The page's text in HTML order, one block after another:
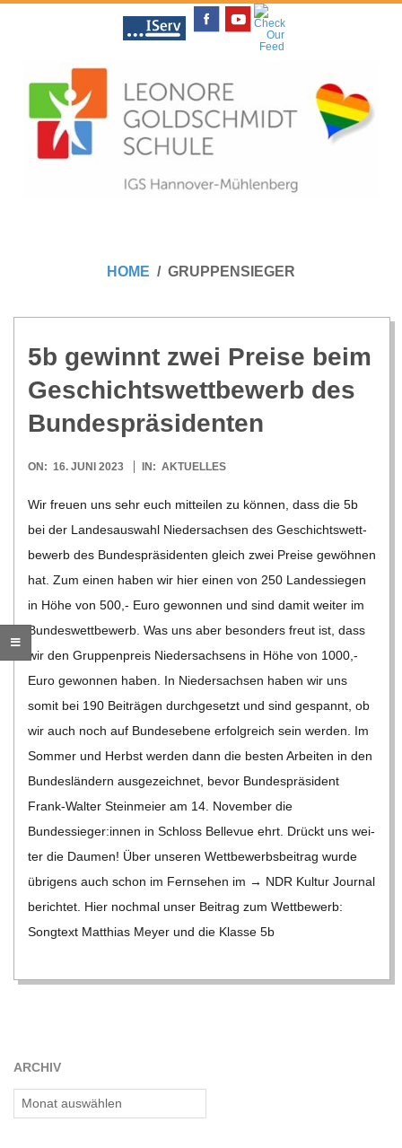
O
N
O
R
E
G
O
L
D
S
C
H
M
I
T
HOME GRUPPENSIEGER
5b gewinnt zwei Preise beim
Geschichts­wett­be­werb des
Bundespräsidenten
2023-
ON: 16. JUNI 2023 IN: AKTUELLES
Wir freuen uns sehr euch mit­tei­len zu kön­nen, dass die 5b
bei der Lan­des­aus­wahl Nie­der­sach­sen des Geschichts­wett­
be­werb des Bun­des­prä­si­den­ten gleich zwei Preise gewöh­nen
hat. Zum einen haben wir hier einen von 250 Lan­des­sie­gen
in Höhe von 500,- Euro gewon­nen und sind damit wei­ter im
Bun­des­wett­be­werb. Was uns aber beson­ders freut ist, dass
wir den Grup­pen­preis Nie­der­sach­sens in Höhe von 1000,-
Euro gewon­nen haben. In Nie­der­sach­sen haben wir uns
somit bei 190 Bei­trä­gen durch­ge­setzt und sind gespannt, ob
wir auch noch auf Bun­des­ebene erfolg­reich sein wer­den. Im
Som­mer und Herbst wer­den dann die bes­ten Arbei­ten in den
Bun­des­län­dern aus­ge­zeich­net, bevor Bun­des­prä­si­dent
Frank-Wal­­ter Stein­meier am 14. Novem­ber die
Bundessieger:innen in Schloss Bel­le­vue ehrt. Drückt uns wei­
ter die Dau­men! Über unse­ren Wett­be­werbs­bei­trag wurde
übri­gens auch schon im Fern­se­hen im → NDR Kul­tur Jour­nal
berich­tet. Hier noch­mal unser Bei­trag zum Wett­be­werb:
Song­text Mat­thias Meyer und die Klasse 5b
ARCHIV
Archiv